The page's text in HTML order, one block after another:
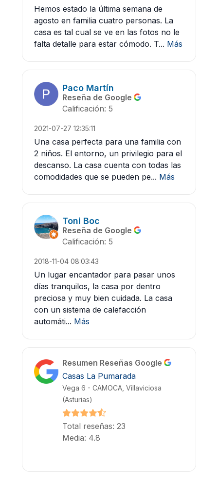
Hemos estado la última semana de
agosto en familia cuatro personas. La
casa es tal cual se ve en las fotos no le
falta detalle para estar cómodo. T... Más
Paco Martín
Reseña de Google
Calificación: 5
2021-07-27 12:35:11
Una casa perfecta para una familia con
2 niños. El entorno, un privilegio para el
descanso. La casa cuenta con todas las
comodidades que se pueden pe... Más
Toni Boc
Reseña de Google
Calificación: 5
2018-11-04 08:03:43
Un lugar encantador para pasar unos
días tranquilos, la casa por dentro
preciosa y muy bien cuidada. La casa
con un sistema de calefacción
automáti... Más
Resumen Reseñas Google
Casas La Pumarada
Vega 6 - CAMOCA, Villaviciosa
(Asturias)
Total reseñas: 23
Media: 4.8